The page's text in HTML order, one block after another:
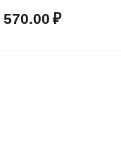
570.00 ₽